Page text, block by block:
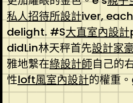
私人招待所設計iver,
delight. #S大直室內設計
didLin林天秤首先設計家
雅地繫在綠設計師自己的
性loft風室內設計的權重